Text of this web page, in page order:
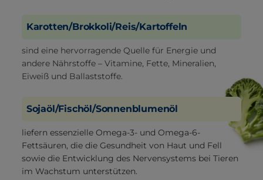
Karotten/Brokkoli/Reis/Kartoffeln
sind eine hervorragende Quelle für Energie und
andere Nährstoffe – Vitamine, Fette, Mineralien,
Eiweiß und Ballaststoffe.
Sojaöl/Fischöl/Sonnenblumenöl
liefern essenzielle Omega-3- und Omega-6-
Fettsäuren, die die Gesundheit von Haut und Fell
sowie die Entwicklung des Nervensystems bei Tieren
im Wachstum unterstützen.